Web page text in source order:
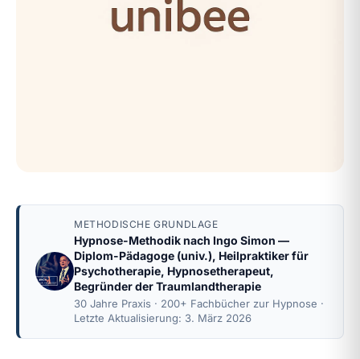
METHODISCHE GRUNDLAGE
Hypnose-Methodik nach Ingo Simon —
Diplom-Pädagoge (univ.), Heilpraktiker für
Psychotherapie, Hypnosetherapeut,
Begründer der Traumlandtherapie
30 Jahre Praxis · 200+ Fachbücher zur Hypnose ·
Letzte Aktualisierung: 3. März 2026